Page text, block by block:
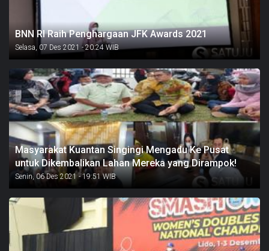
BNN RI Raih Penghargaan JFK Awards 2021
Selasa, 07 Des 2021 - 20:24 WIB
Masyarakat Kuantan Singingi Mengadu Ke Pusat
untuk Dikembalikan Lahan Mereka yang Dirampok!
Senin, 06 Des 2021 - 19:51 WIB